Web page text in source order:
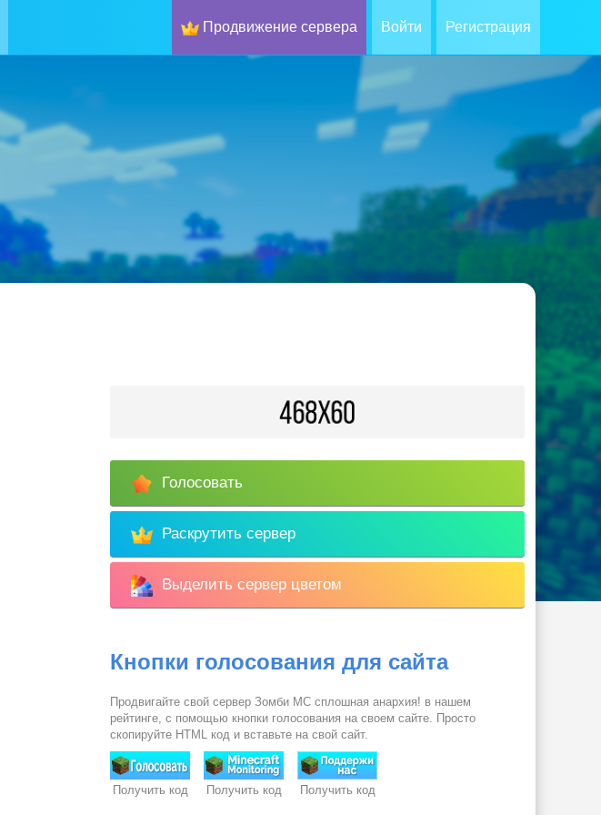
Продвижение сервера Войти Регистрация
Голосовать
Раскрутить сервер
Выделить сервер цветом
Кнопки голосования для сайта
Продвигайте свой сервер Зомби МС сплошная анархия! в нашем
рейтинге, с помощью кнопки голосования на своем сайте. Просто
скопируйте HTML код и вставьте на свой сайт.
Получить код Получить код Получить код